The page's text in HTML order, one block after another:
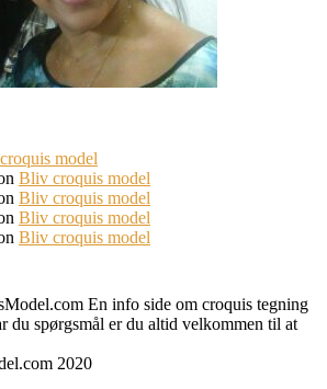
model
Bliv croquis model
Bliv croquis model
Bliv croquis model
Bliv croquis model
En info side om croquis tegning
du spørgsmål er du altid velkommen til at
2020